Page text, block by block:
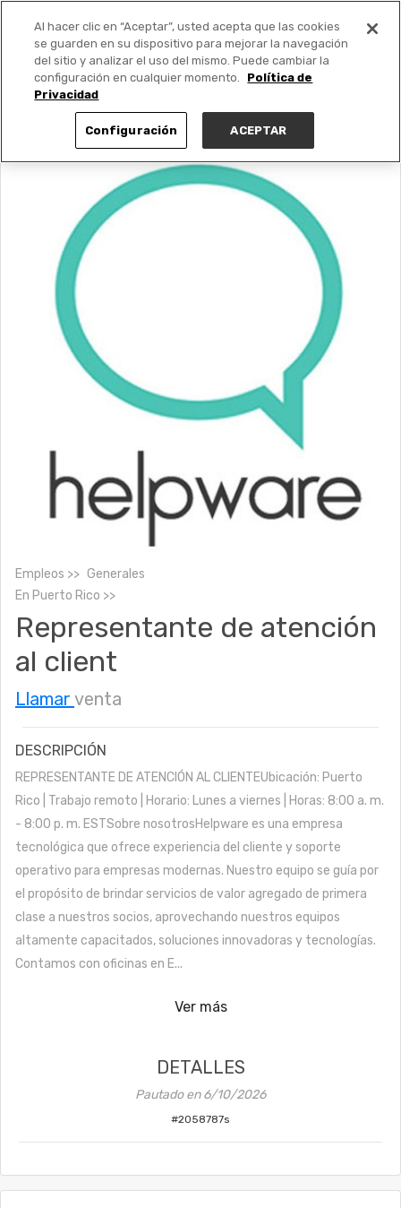
PUBLICA GRATIS +
Empleos
Generales
En Puerto Rico
Representante de atención
al client
Llamar venta
DESCRIPCIÓN
REPRESENTANTE DE ATENCIÓN AL CLIENTEUbicación: Puerto
Rico | Trabajo remoto | Horario: Lunes a viernes | Horas: 8:00 a. m.
- 8:00 p. m. ESTSobre nosotrosHelpware es una empresa
tecnológica que ofrece experiencia del cliente y soporte
operativo para empresas modernas. Nuestro equipo se guía por
el propósito de brindar servicios de valor agregado de primera
clase a nuestros socios, aprovechando nuestros equipos
altamente capacitados, soluciones innovadoras y tecnologías.
Contamos con oficinas en E...
Ver más
DETALLES
Pautado en6/10/2026
#2058787s
Al hacer clic en “Aceptar”, usted acepta que las cookies
se guarden en su dispositivo para mejorar la navegación
del sitio y analizar el uso del mismo. Puede cambiar la
configuración en cualquier momento.
Política de
Privacidad
Configuración ACEPTAR